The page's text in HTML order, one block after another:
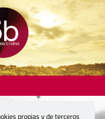
propias y de terceros